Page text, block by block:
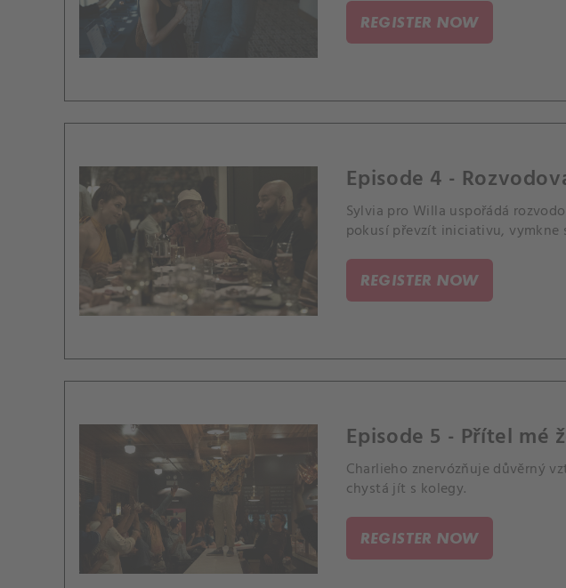
REGISTER NOW
Episode 4 -
Sylvia pro Willa uspořádá
pokusí převzít iniciativu, vymkne
REGISTER NOW
Episode 5 - Přítel mé
Charlieho znervózňuje důvěrný
chystá jít s kolegy.
REGISTER NOW